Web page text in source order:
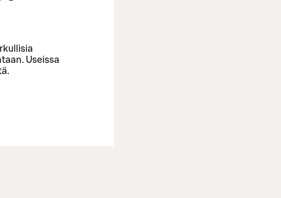
Useissa